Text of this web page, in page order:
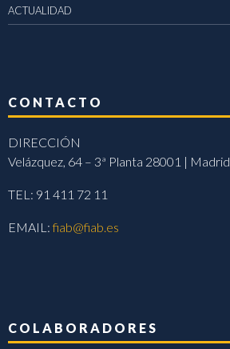
ACTUALIDAD
CONTACTO
DIRECCIÓN
Velázquez, 64 – 3ª Planta 28001 | Madrid
TEL: 91 411 72 11
EMAIL:fiab@fiab.es
COLABORADORES